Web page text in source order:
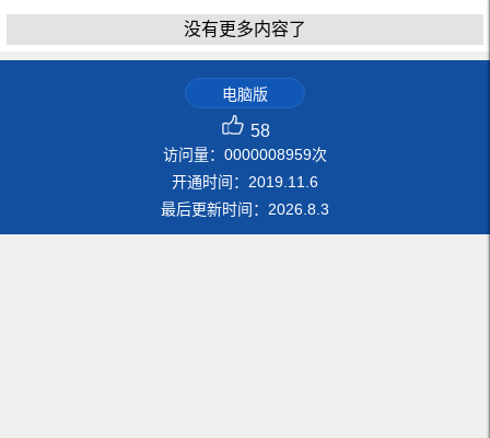
没有更多内容了
电脑版
58
访问量： 0000008959次
开通时间： 2019 11 6
最后更新时间： 2026 8 3